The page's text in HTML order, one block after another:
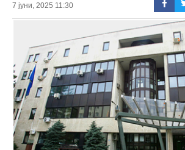
7 јуни, 2025 11:30